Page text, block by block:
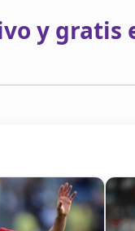
y gratis